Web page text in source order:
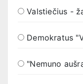
Valstiečius -
Demokratus
"Nemuno